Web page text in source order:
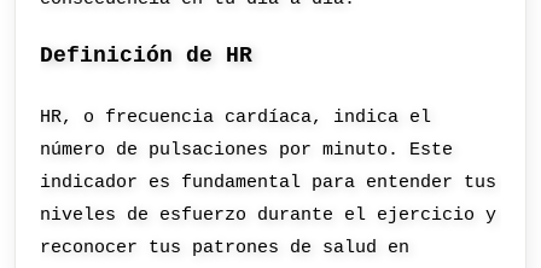
Definición de HR
HR, o frecuencia cardíaca, indica el
número de pulsaciones por minuto. Este
indicador es fundamental para entender tus
niveles de esfuerzo durante el ejercicio y
reconocer tus patrones de salud en